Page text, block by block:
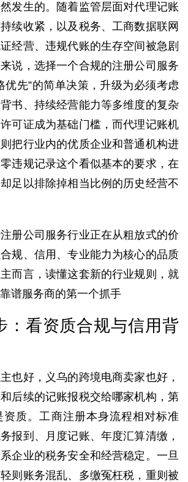
发生的。随着监管层面对代理记账
续收紧，以及税务、工商数据联网
经营、违规代账的生存空间被急剧
说，选择一个合规的注册公司服务
优先”的简单决策，升级为必须考虑
书、持续经营能力等多维度的复杂
可证成为基础门槛，而代理记账机
把行业内的优质企业和普通机构进
违规记录这个看似基本的要求，在
足以排除掉相当比例的历史经营不
册公司服务行业正在从粗放式的价
规、信用、专业能力为核心的品质
而言，读懂这套新的行业规则，就
谱服务商的第一个抓手
：看资质合规与信用背
也好，义乌的跨境电商卖家也好，
后续的记账报税交给哪家机构，第
资质。工商注册本身流程相对标准
报到、月度记账、年度汇算清缴，
企业的税务安全和经营稳定。一旦
则账务混乱、多缴冤枉税，重则被